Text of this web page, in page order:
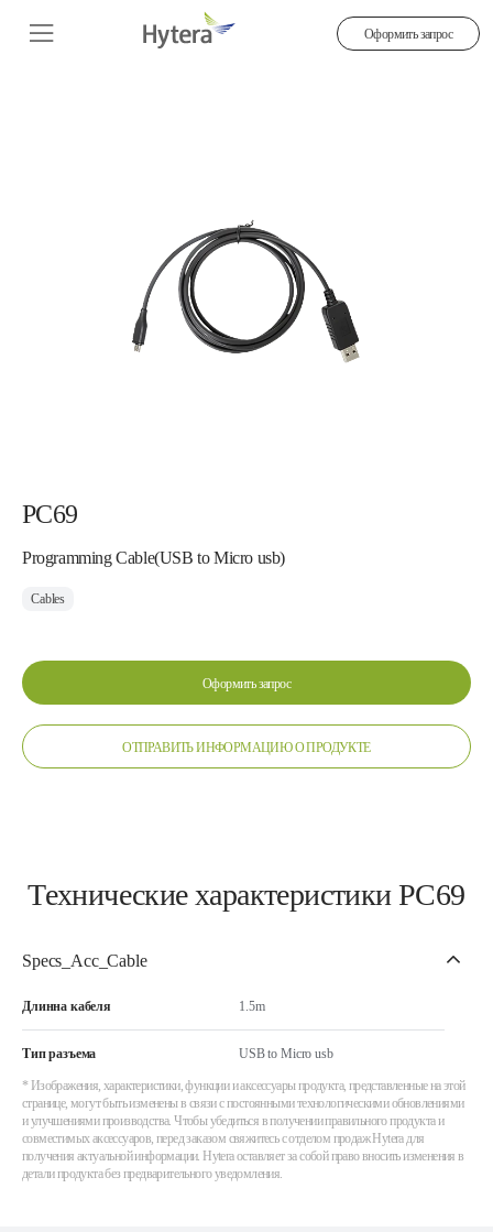
Оформить запрос
PC69
Programming Cable(USB to Micro usb)
Cables
Оформить запрос
ОТПРАВИТЬ ИНФОРМАЦИЮ О ПРОДУКТЕ
Технические характеристики PC69
Specs_Acc_Cable
Длинна кабеля 1.5m
Тип разъема USB to Micro usb
* Изображения, характеристики, функции и аксессуары продукта, представленные на этой
странице, могут быть изменены в связи с постоянными технологическими обновлениями
и улучшениями производства. Чтобы убедиться в получении правильного продукта и
совместимых аксессуаров, перед заказом свяжитесь с отделом продаж Hytera для
получения актуальной информации. Hytera оставляет за собой право вносить изменения в
детали продукта без предварительного уведомления.